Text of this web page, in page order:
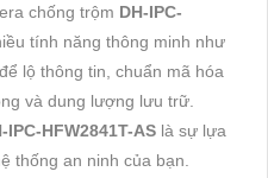
chống trộm DH-IPC-
tính năng thông minh như
lộ thông tin, chuẩn mã hóa
và dung lượng lưu trữ.
IPC-HFW2841T-AS là sự lựa
thống an ninh của bạn.